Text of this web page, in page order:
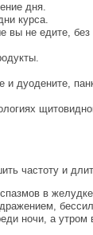
дня.
курса.
вы не едите,
и дуодените,
частоту и
в
ночи, а утром